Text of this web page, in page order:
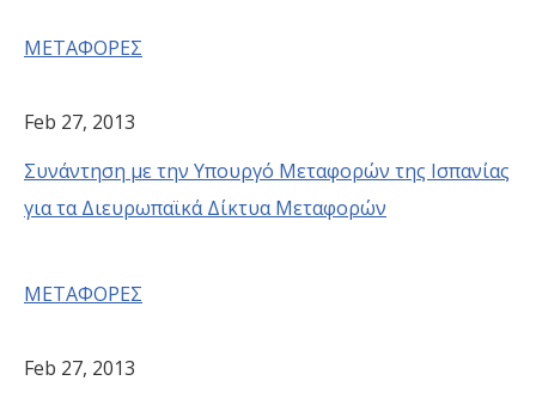
ΜΕΤΑΦΟΡΕΣ
Feb 27, 2013
Συνάντηση με την Υπουργό Μεταφορών της Ισπανίας
για τα Διευρωπαϊκά Δίκτυα Μεταφορών
ΜΕΤΑΦΟΡΕΣ
Feb 27, 2013